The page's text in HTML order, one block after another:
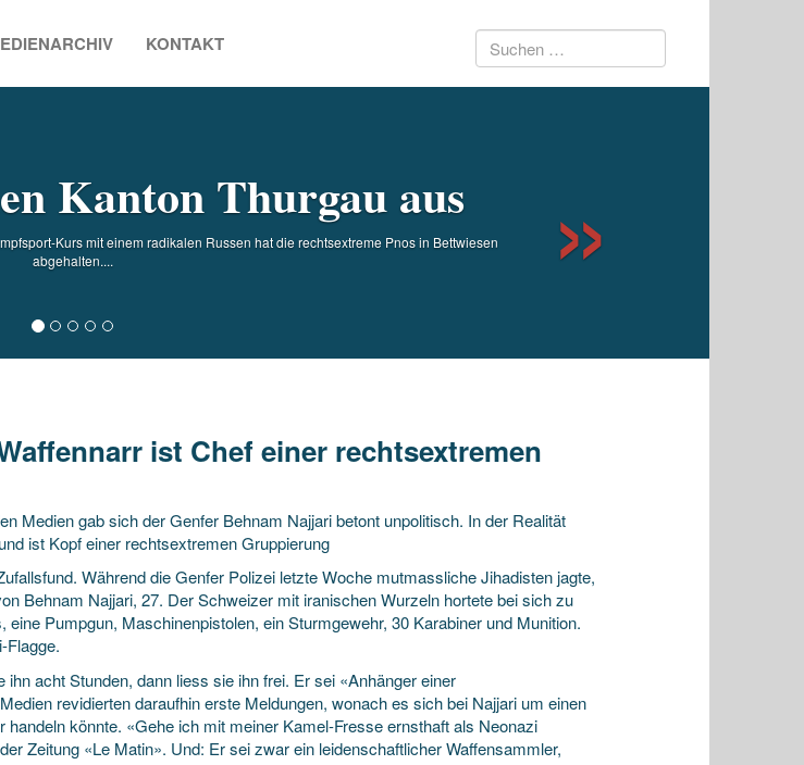
KONTAKT Suchen
Kanton Thurgau aus
Kurs mit einem radikalen Russen hat die rechtsextreme Pnos in Bettwiesen
abgehalten....
ist Chef ­einer rechtsextremen
Medien gab sich der Genfer Behnam Najjari betont unpolitisch. In der Realität
ist Kopf einer rechtsextremen Gruppierung
Während die Genfer Polizei letzte Woche mutmassliche Jihadisten jagte,
Behnam Naj­jari, 27. Der Schweizer mit iranischen Wurzeln hortete bei sich zu
Pumpgun, Maschinenpistolen, ein Sturmgewehr, 30 Karabiner und Munition.
Flagge.
acht Stunden, dann liess sie ihn frei. Er sei «Anhänger einer
revidierten daraufhin erste Meldungen, wonach es sich bei Najjari um einen
handeln könnte. «Gehe ich mit meiner Kamel-Fresse ernsthaft als Neonazi
Zeitung «Le Matin». Und: Er sei zwar ein leidenschaftlicher Waffensammler,